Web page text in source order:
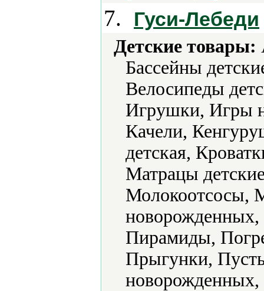
7. Гуси-Лебеди
Детские товары:
Бассейны
Велосипеды
Игрушки, Игры
Качели,
детская,
Матрацы
Молокоотсосы,
Пирамиды,
Прыгунки,